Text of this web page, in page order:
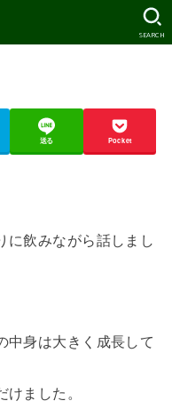
SEARCH
送る Pocket
に飲みながら話しまし
中身は大きく成長して
ました。